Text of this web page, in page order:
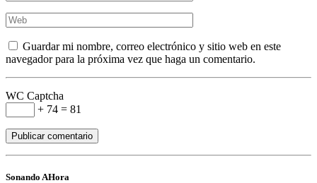
Guardar mi nombre, correo electrónico y sitio web en este
navegador para la próxima vez que haga un comentario.
WC Captcha
+ 74 = 81
Sonando AHora